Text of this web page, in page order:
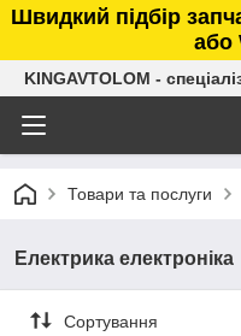
Швидкий підбір
або
KINGAVTOLOM -
Товари та послуги
Електрика електроніка
Сортування